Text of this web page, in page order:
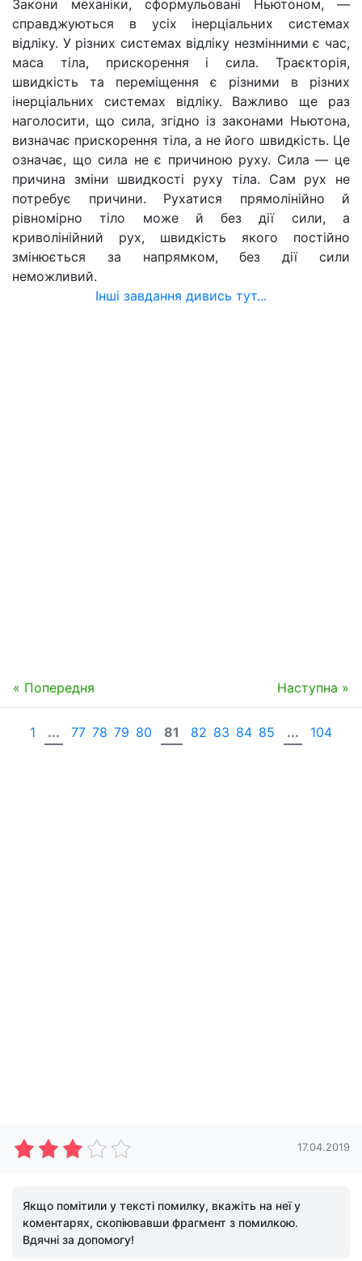
Закони механіки, сформульовані Ньютоном, —
справджуються в усіх інерціальних системах
відліку. У різних системах відліку незмінними є час,
маса тіла, прискорення і сила. Траєкторія,
швидкість та переміщення є різними в різних
інерціальних системах відліку. Важливо ще раз
наголосити, що сила, згідно із законами Ньютона,
визначає прискорення тіла, а не його швидкість. Це
означає, що сила не є причиною руху. Сила — це
причина зміни швидкості руху тіла. Сам рух не
потребує причини. Рухатися прямолінійно й
рівномірно тіло може й без дії сили, а
криволінійний рух, швидкість якого постійно
змінюється за напрямком, без дії сили
неможливий.
Інші завдання дивись тут...
« Попередня Наступна »
1 ... 77 78 79 80 81 82 83 84 85 ... 104
17.04.2019
Якщо помітили у тексті помилку, вкажіть на неї у
коментарях, скопіювавши фрагмент з помилкою.
Вдячні за допомогу!